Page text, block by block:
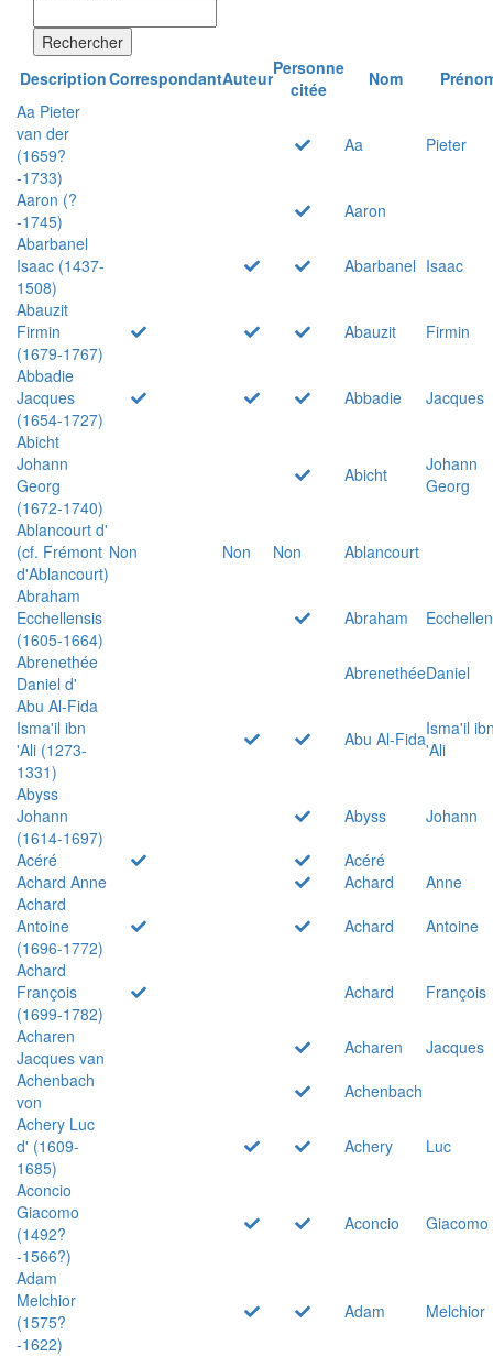
Rechercher
DescriptionCorrespondantAuteurPersonne
citée
Nom
Aa Pieter
van der
(1659?
-1733)
Aa Pieter
Aaron (?
-1745)
Aaron
Abarbanel
Isaac (1437-
1508)
Abarbanel Isaac
Abauzit
Firmin
(1679-1767)
Abauzit
Firmin
Abbadie
Jacques
(1654-1727)
Abbadie
Jacques
Abicht
Johann
Georg
(1672-1740)
Abicht
Johann
Georg
Ablancourt d'
(cf. Frémont
d'Ablancourt)
Non Non Non
Ablancourt
Abraham
Ecchellensis
(1605-1664)
Abraham
Abrenethée
Daniel d'
AbrenethéeDaniel
Abu Al-Fida
Isma'il ibn
'Ali (1273-
1331)
Abu Al-FidaIsma'il
'Ali
Abyss
Johann
(1614-1697)
Abyss
Johann
Acéré
Acéré
Achard Anne
Achard
Anne
Achard
Antoine
(1696-1772)
Achard
Antoine
Achard
François
(1699-1782)
Achard
François
Acharen
Jacques van
Acharen
Jacques
Achenbach
von
Achenbach
Achery Luc
d' (1609-
1685)
Achery
Luc
Aconcio
Giacomo
(1492?
-1566?)
Aconcio Giacomo
Adam
Melchior
(1575?
-1622)
Adam Melchior